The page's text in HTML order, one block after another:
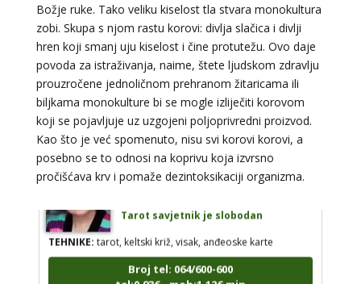
Božje ruke. Tako veliku kiselost tla stvara monokultura
zobi. Skupa s njom rastu korovi: divlja slačica i divlji
hren koji smanj uju kiselost i čine protutežu. Ovo daje
povoda za istraživanja, naime, štete ljudskom zdravlju
prouzročene jednoličnom prehranom žitaricama ili
biljkama monokulture bi se mogle izliječiti korovom
koji se pojavljuje uz uzgojeni poljoprivredni proizvod.
Kao što je već spomenuto, nisu svi korovi korovi, a
posebno se to odnosi na koprivu koja izvrsno
pročišćava krv i pomaže dezintoksikaciji organizma.
KRISTINA/ Kod 160
Tarot savjetnik je zauzet
TEHNIKE: asrologija; numerologija, tarot
Broj tel: 064/600-600
tel:0,93€ - mob:1,12€ min
SARA/ Kod 01
TEHNIKE:tarot, keltski križ, visak, anđeoske karte
Broj tel: 064/600-600
tel:0,93€ - mob:1,12€ min